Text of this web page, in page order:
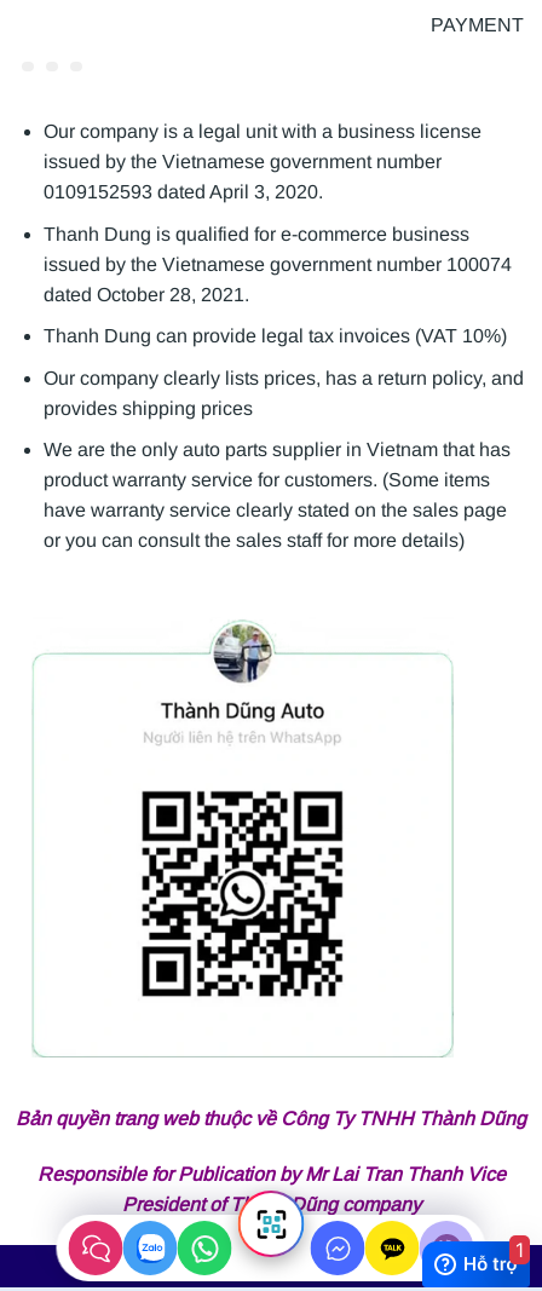
PAYMENT
Our company is a legal unit with a business license
issued by the Vietnamese government number
0109152593 dated April 3, 2020.
Thanh Dung is qualified for e-commerce business
issued by the Vietnamese government number 100074
dated October 28, 2021.
Thanh Dung can provide legal tax invoices (VAT 10%)
Our company clearly lists prices, has a return policy, and
provides shipping prices
We are the only auto parts supplier in Vietnam that has
product warranty service for customers. (Some items
have warranty service clearly stated on the sales page
or you can consult the sales staff for more details)
Bản quyền trang web thuộc về Công Ty TNHH Thành Dũng
Responsible for Publication by Mr Lai Tran Thanh Vice
President of Thành Dũng company
Copyright 2026 ©Thành Dũng Auto
1